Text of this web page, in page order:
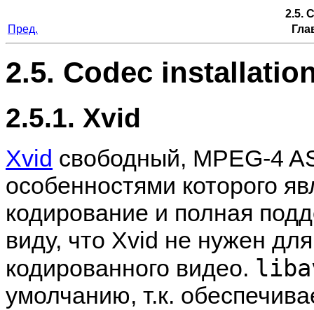
2.5.
Пред.
2.5. Codec
2.5.1. Xvid
Xvid свободный, MPEG-4
особенностями которого
кодирование и полная
виду, что Xvid не нужен
кодированного видео.
умолчанию, т.к.